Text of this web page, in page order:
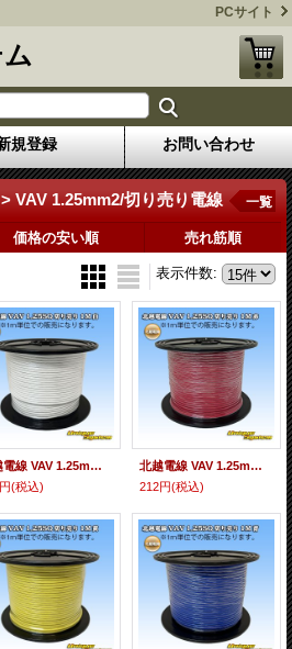
PCサイト
規登録 お問い合わせ
VAV 1.25mm2/切り売り電線 一覧
価格の安い順 売れ筋順
表示件数:
北越電線 VAV 1.25mm2 切り売り 1M 白
(税込)
北越電線 VAV 1.25mm2 切り売り 1M 赤
212円(税込)